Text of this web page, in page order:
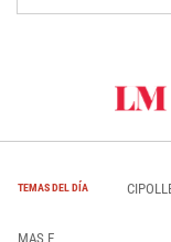
TEMAS DEL DÍA
MAS E